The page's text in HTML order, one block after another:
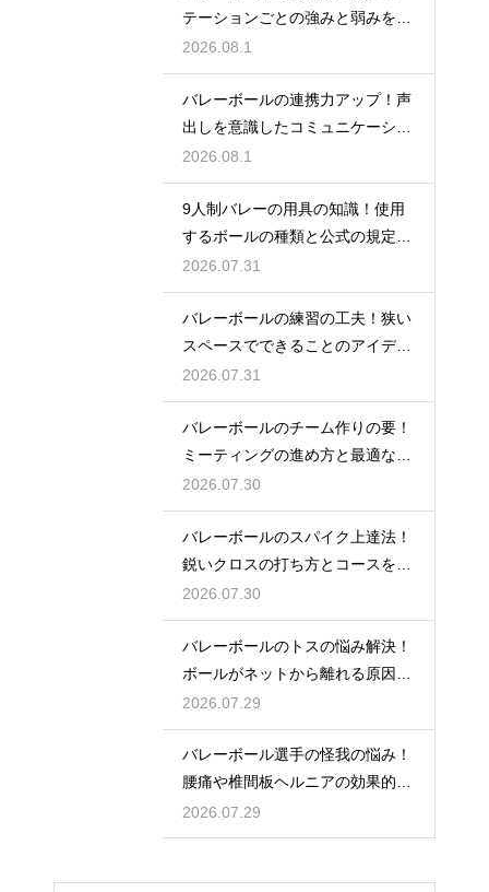
テーションごとの強みと弱みを徹
底分析
2026.08.1
バレーボールの連携力アップ！声
出しを意識したコミュニケーショ
ン練習
2026.08.1
9人制バレーの用具の知識！使用
するボールの種類と公式の規定を
解説
2026.07.31
バレーボールの練習の工夫！狭い
スペースでできることのアイデア
大公開
2026.07.31
バレーボールのチーム作りの要！
ミーティングの進め方と最適な頻
度とは
2026.07.30
バレーボールのスパイク上達法！
鋭いクロスの打ち方とコースを抜
く角度
2026.07.30
バレーボールのトスの悩み解決！
ボールがネットから離れる原因と
改善策
2026.07.29
バレーボール選手の怪我の悩み！
腰痛や椎間板ヘルニアの効果的な
予防策
2026.07.29